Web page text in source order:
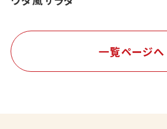
一覧ページへ